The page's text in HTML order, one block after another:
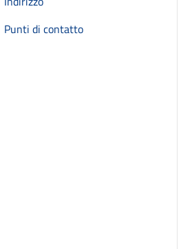
Punti di contatto